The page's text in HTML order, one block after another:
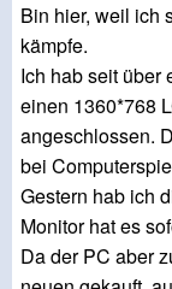
Bin hier, weil ich
kämpfe.
Ich hab seit über
einen 1360*768
angeschlossen.
bei
Gestern hab ich
Monitor hat es
Da der PC aber